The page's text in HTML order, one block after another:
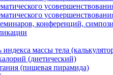
конференций,
массы тела
(диетический)
(пищевая пирамида)